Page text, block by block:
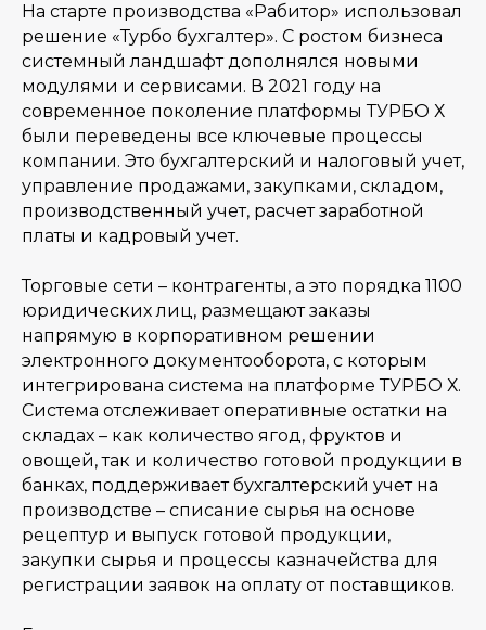
На старте производства «Рабитор» использовал
решение «Турбо бухгалтер». С ростом бизнеса
системный ландшафт дополнялся новыми
модулями и сервисами. В 2021 году на
современное поколение платформы ТУРБО Х
были переведены все ключевые процессы
компании. Это бухгалтерский и налоговый учет,
управление продажами, закупками, складом,
производственный учет, расчет заработной
платы и кадровый учет.
Торговые сети – контрагенты, а это порядка 1100
юридических лиц, размещают заказы
напрямую в корпоративном решении
электронного документооборота, с которым
интегрирована система на платформе ТУРБО Х.
Система отслеживает оперативные остатки на
складах – как количество ягод, фруктов и
овощей, так и количество готовой продукции в
банках, поддерживает бухгалтерский учет на
производстве – списание сырья на основе
рецептур и выпуск готовой продукции,
закупки сырья и процессы казначейства для
регистрации заявок на оплату от поставщиков.